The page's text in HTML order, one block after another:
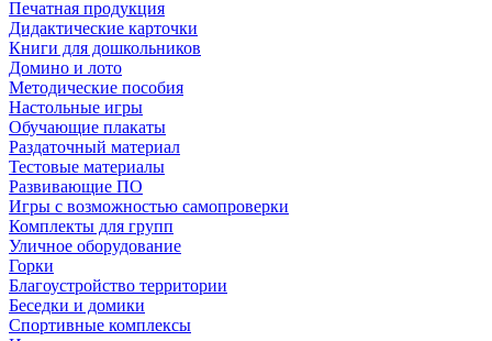
Печатная продукция
Дидактические карточки
Книги для дошкольников
Домино и лото
Методические пособия
Настольные игры
Обучающие плакаты
Раздаточный материал
Тестовые материалы
Развивающие ПО
Игры с возможностью самопроверки
Комплекты для групп
Уличное оборудование
Горки
Благоустройство территории
Беседки и домики
Спортивные комплексы